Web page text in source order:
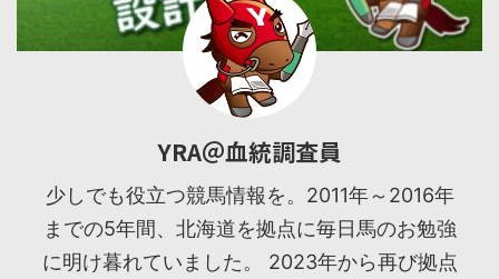
YRA＠血統調査員
少しでも役立つ競馬情報を。2011年～2016年
までの5年間、北海道を拠点に毎日馬のお勉強
に明け暮れていました。 2023年から再び拠点